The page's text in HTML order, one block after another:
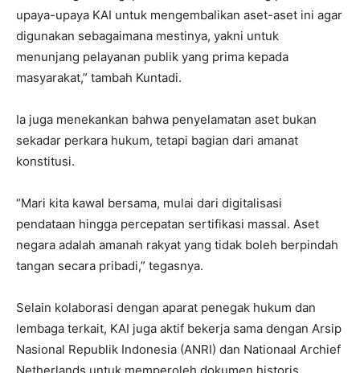
upaya-upaya KAI untuk mengembalikan aset-aset ini agar
digunakan sebagaimana mestinya, yakni untuk
menunjang pelayanan publik yang prima kepada
masyarakat,” tambah Kuntadi.
Ia juga menekankan bahwa penyelamatan aset bukan
sekadar perkara hukum, tetapi bagian dari amanat
konstitusi.
“Mari kita kawal bersama, mulai dari digitalisasi
pendataan hingga percepatan sertifikasi massal. Aset
negara adalah amanah rakyat yang tidak boleh berpindah
tangan secara pribadi,” tegasnya.
Selain kolaborasi dengan aparat penegak hukum dan
lembaga terkait, KAI juga aktif bekerja sama dengan Arsip
Nasional Republik Indonesia (ANRI) dan Nationaal Archief